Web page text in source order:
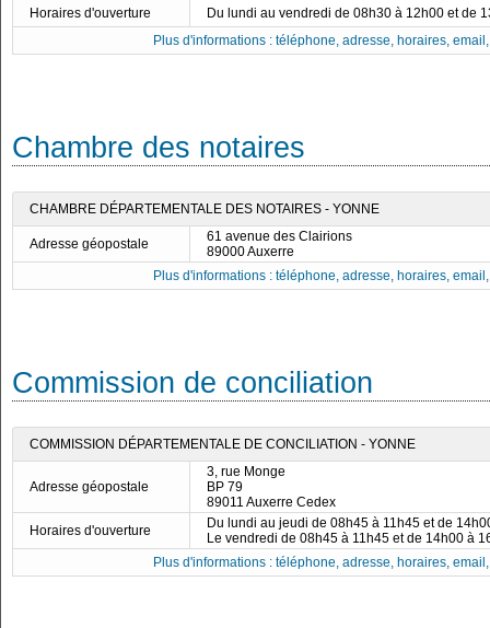
Horaires d'ouverture
Du lundi au vendredi de 08h30 à 12h00 et de
Plus d'informations : téléphone, adresse, horaires,
Chambre des notaires
CHAMBRE DÉPARTEMENTALE DES NOTAIRES - YONNE
Adresse géopostale
61 avenue des Clairions
89000 Auxerre
Plus d'informations : téléphone, adresse, horaires,
Commission de conciliation
COMMISSION DÉPARTEMENTALE DE CONCILIATION - YONNE
Adresse géopostale
3, rue Monge
BP 79
89011 Auxerre Cedex
Horaires d'ouverture
Du lundi au jeudi de 08h45 à 11h45 et de
Le vendredi de 08h45 à 11h45 et de 14h00 à
Plus d'informations : téléphone, adresse, horaires,